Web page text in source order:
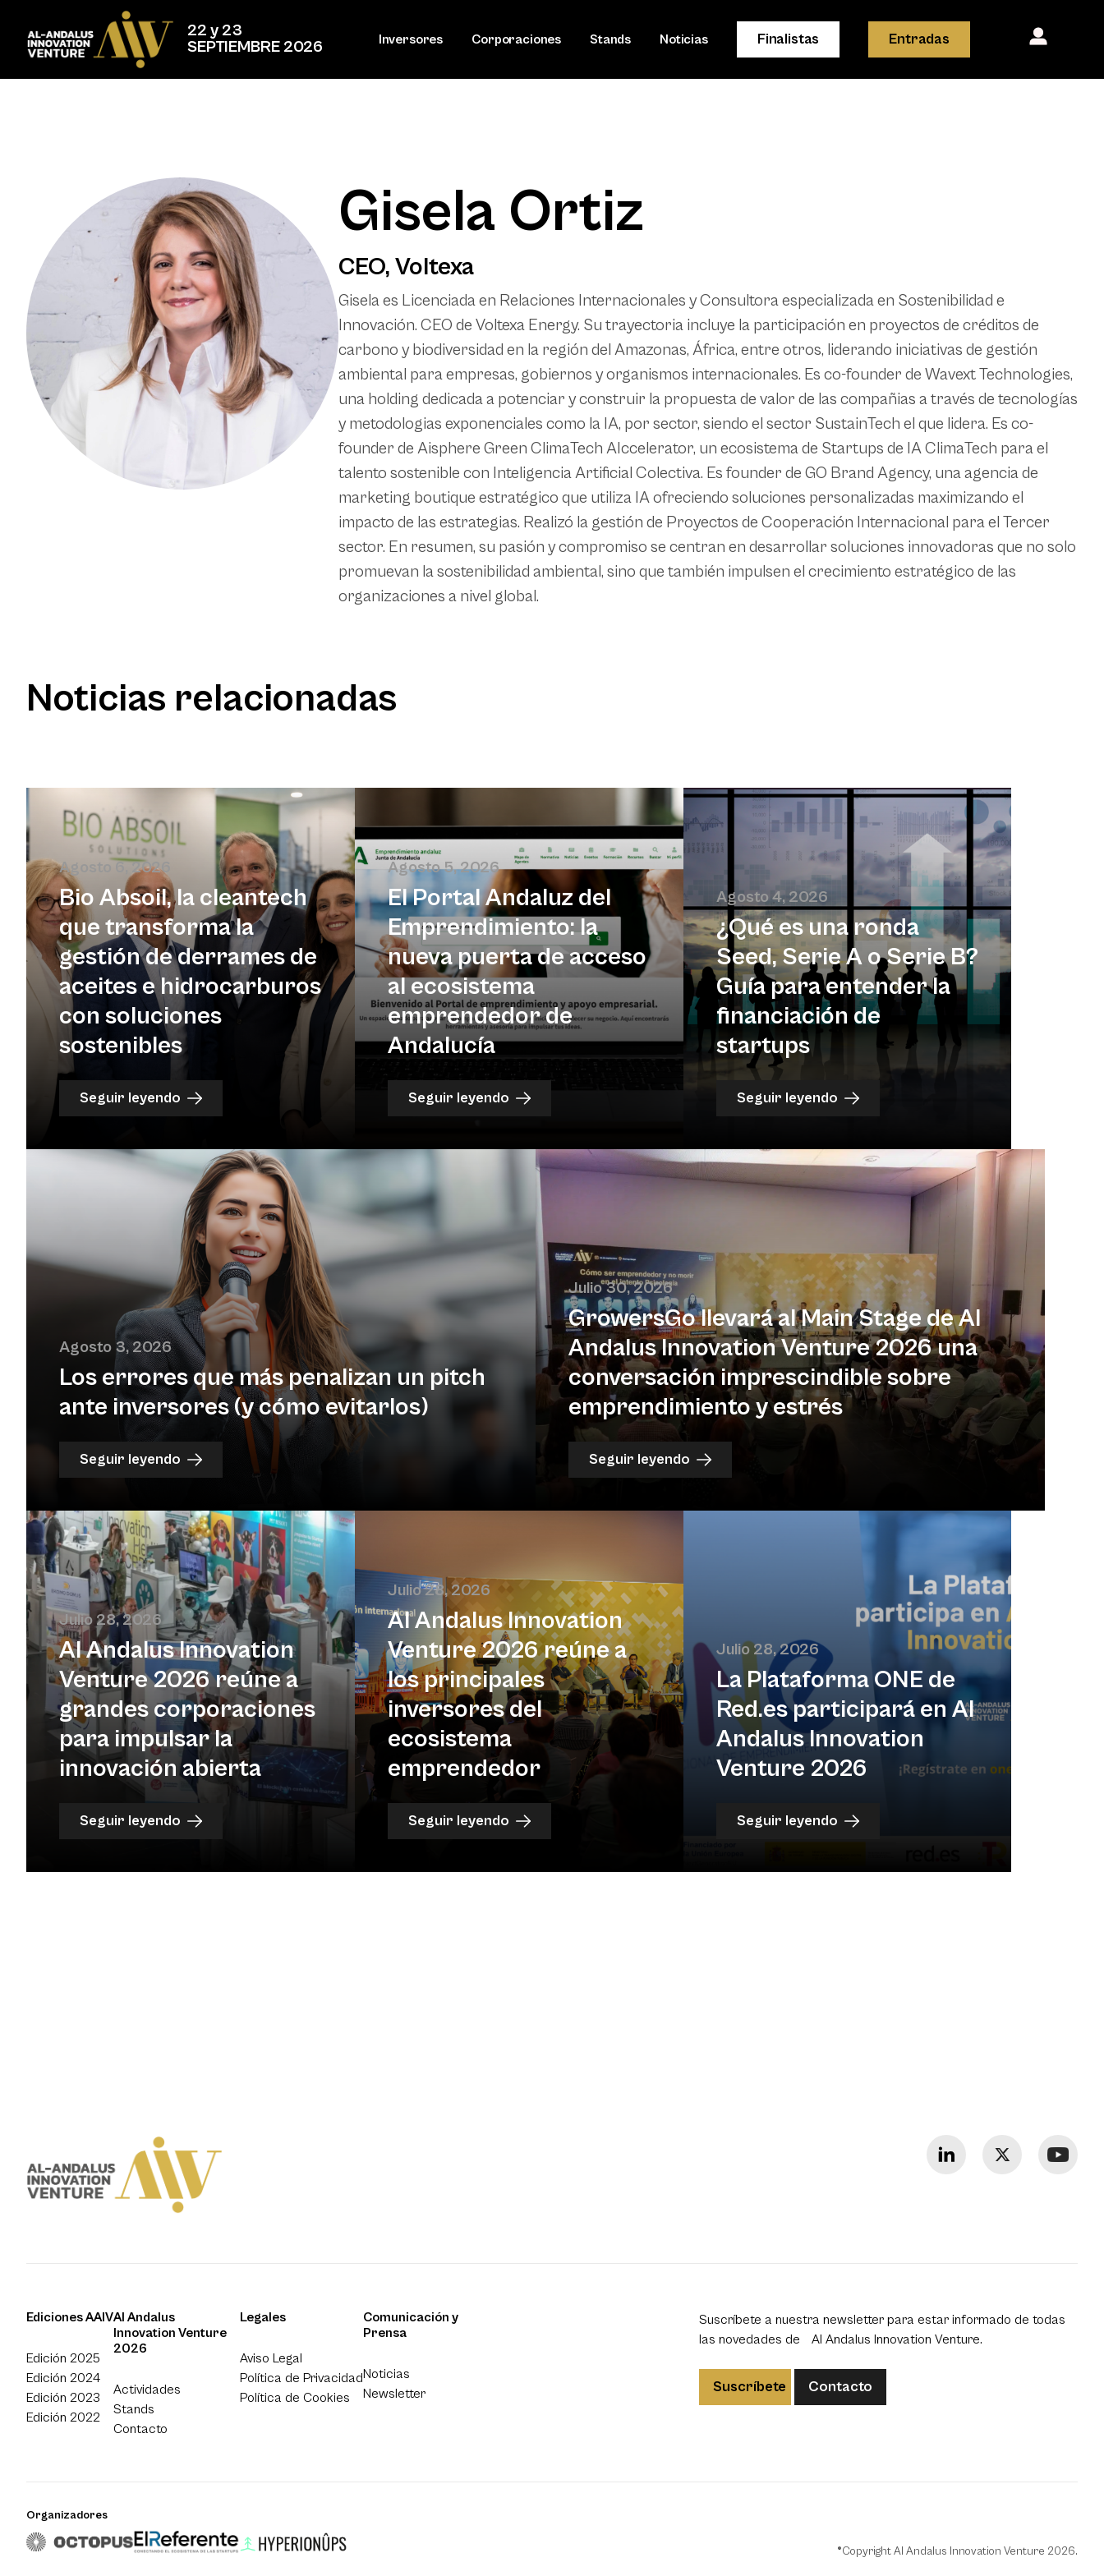
22 y 23
SEPTIEMBRE 2026
Inversores Corporaciones Stands Noticias Finalistas Entradas
Gisela Ortiz
CEO, Voltexa
Gisela es Licenciada en Relaciones Internacionales y Consultora especializada en Sostenibilidad e
Innovación. CEO de Voltexa Energy. Su trayectoria incluye la participación en proyectos de créditos de
carbono y biodiversidad en la región del Amazonas, África, entre otros, liderando iniciativas de gestión
ambiental para empresas, gobiernos y organismos internacionales. Es co-founder de Wavext Technologies,
una holding dedicada a potenciar y construir la propuesta de valor de las compañias a través de tecnologías
y metodologias exponenciales como la IA, por sector, siendo el sector SustainTech el que lidera. Es co-
founder de Aisphere Green ClimaTech AIccelerator, un ecosistema de Startups de IA ClimaTech para el
talento sostenible con Inteligencia Artificial Colectiva. Es founder de GO Brand Agency, una agencia de
marketing boutique estratégico que utiliza IA ofreciendo soluciones personalizadas maximizando el
impacto de las estrategias. Realizó la gestión de Proyectos de Cooperación Internacional para el Tercer
sector. En resumen, su pasión y compromiso se centran en desarrollar soluciones innovadoras que no solo
promuevan la sostenibilidad ambiental, sino que también impulsen el crecimiento estratégico de las
organizaciones a nivel global.
Noticias relacionadas
Agosto 6, 2026
Bio Absoil, la cleantech
que transforma la
gestión de derrames de
aceites e hidrocarburos
con soluciones
sostenibles
Seguir leyendo
Agosto 5, 2026
El Portal Andaluz del
Emprendimiento: la
nueva puerta de acceso
al ecosistema
emprendedor de
Andalucía
Seguir leyendo
Agosto 4, 2026
¿Qué es una ronda
Seed, Serie A o Serie B?
Guía para entender la
financiación de
startups
Seguir leyendo
Agosto 3, 2026
Los errores que más penalizan un pitch
ante inversores (y cómo evitarlos)
Seguir leyendo
Julio 30, 2026
GrowersGo llevará al Main Stage de Al
Andalus Innovation Venture 2026 una
conversación imprescindible sobre
emprendimiento y estrés
Seguir leyendo
Julio 28, 2026
Al Andalus Innovation
Venture 2026 reúne a
grandes corporaciones
para impulsar la
innovación abierta
Seguir leyendo
Julio 28, 2026
Al Andalus Innovation
Venture 2026 reúne a
los principales
inversores del
ecosistema
emprendedor
Seguir leyendo
Julio 28, 2026
La Plataforma ONE de
Red.es participará en Al
Andalus Innovation
Venture 2026
Seguir leyendo
Ediciones AAIV
Edición 2025
Edición 2024
Edición 2023
Edición 2022
Al Andalus
Innovation Venture
2026
Actividades
Stands
Contacto
Legales
Aviso Legal
Política de Privacidad
Política de Cookies
Comunicación y
Prensa
Noticias
Newsletter
Suscríbete a nuestra newsletter para estar informado de todas
las novedades de Al Andalus Innovation Venture.
Suscríbete Contacto
Organizadores
®Copyright Al Andalus Innovation Venture 2026.